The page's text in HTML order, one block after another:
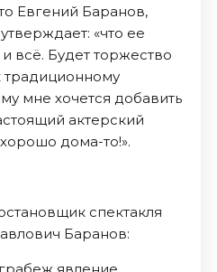
Евгений Баранов,
«что ее
всё. Будет торжество
традиционному
мне хочется добавить
актерский
дома-то!».
спектакля
Баранов: